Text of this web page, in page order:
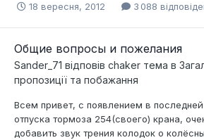
18 вересня, 2012 3 088
Общие вопросы и пожелания
Sander_71 відповів chaker тема в
пропозиції та побажання
Всем привет, с появлением в
отпуска тормоза 254(своего) крана,
добавить звук трения колодок о